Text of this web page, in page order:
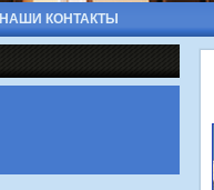
НАШИ КОНТАКТЫ